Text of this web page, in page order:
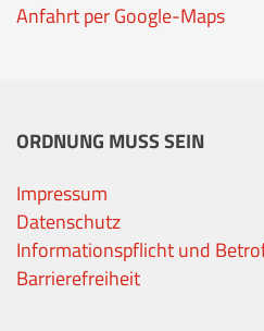
Anfahrt per Google-Maps
ORDNUNG MUSS SEIN
Impressum
Datenschutz
Informationspflicht und
Barrierefreiheit